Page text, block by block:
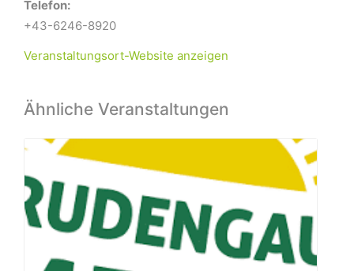
Telefon:
+43-6246-8920
Veranstaltungsort-Website anzeigen
Ähnliche Veranstaltungen